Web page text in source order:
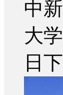
中
大
日